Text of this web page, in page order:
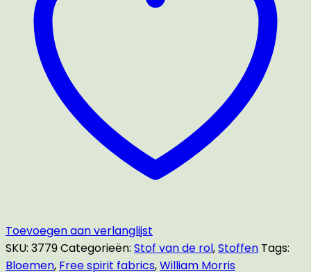
Free
Spirit
aantal
Toevoegen aan verlanglijst
SKU: 3779Categorieën: Stof van de rol,Stoffen Tags:
Bloemen, Free spirit fabrics,William Morris